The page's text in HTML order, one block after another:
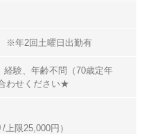
※年2回土曜日出勤有
験、年齢不問（70歳定年
わせください★
限25,000円）